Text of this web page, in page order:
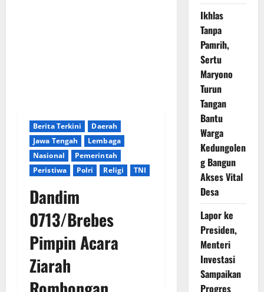
Berita Terkini
Daerah
Jawa Tengah
Lembaga
Nasional
Pemerintah
Peristiwa
Polri Religi TNI
Dandim
0713/Brebes
Pimpin Acara
Ziarah
Ikhlas
Tanpa
Pamrih,
Sertu
Maryono
Turun
Tangan
Bantu
Warga
Kedungolen
g Bangun
Akses Vital
Desa
Lapor ke
Presiden,
Menteri
Investasi
Sampaikan
Progres